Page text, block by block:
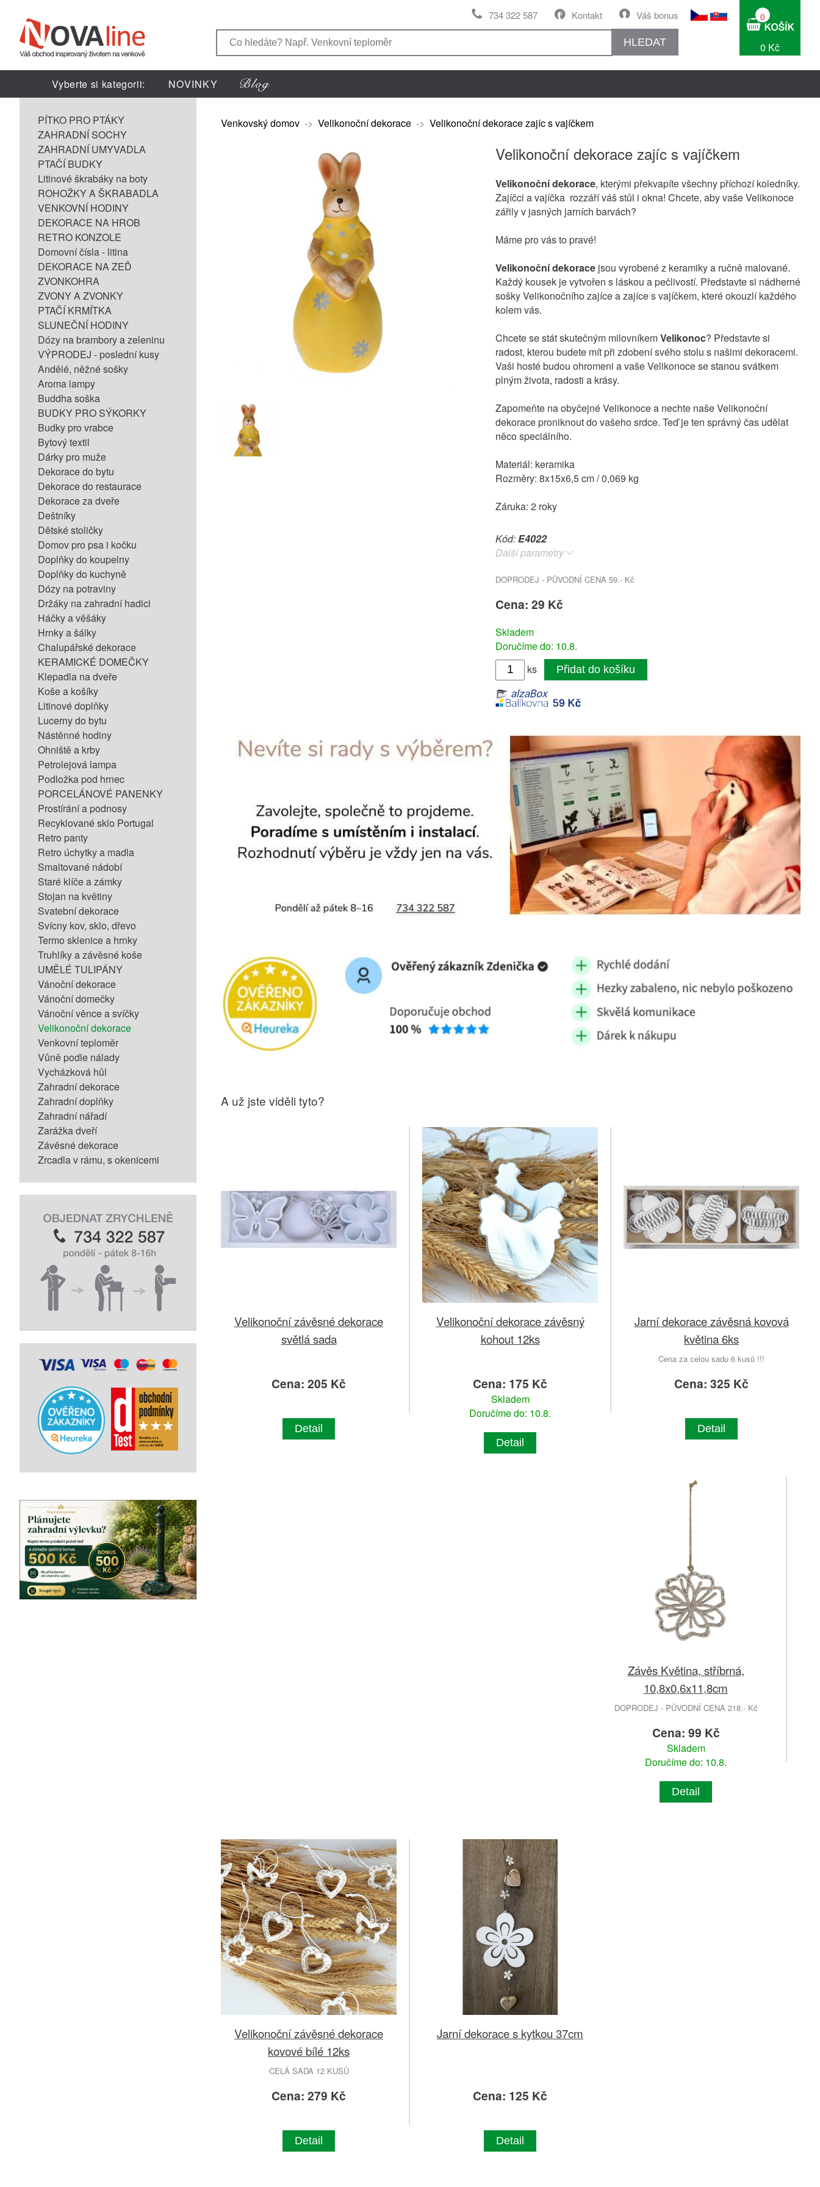
Váš bonus
Kontakt
734 322 587
HLEDAT
0
0 Kč
Vyberte si kategorii: NOVINKY
PÍTKO PRO PTÁKY
ZAHRADNÍ SOCHY
ZAHRADNÍ UMYVADLA
PTAČÍ BUDKY
Litinové škrabáky na boty
ROHOŽKY A ŠKRABADLA
VENKOVNÍ HODINY
DEKORACE NA HROB
RETRO KONZOLE
Domovní čísla - litina
DEKORACE NA ZEĎ
ZVONKOHRA
ZVONY A ZVONKY
PTAČÍ KRMÍTKA
SLUNEČNÍ HODINY
Dózy na brambory a zeleninu
VÝPRODEJ - poslední kusy
Andělé, něžné sošky
Aroma lampy
Buddha soška
BUDKY PRO SÝKORKY
Budky pro vrabce
Bytový textil
Dárky pro muže
Dekorace do bytu
Dekorace do restaurace
Dekorace za dveře
Deštníky
Dětské stoličky
Domov pro psa i kočku
Doplňky do koupelny
Doplňky do kuchyně
Dózy na potraviny
Držáky na zahradní hadici
Háčky a věšáky
Hrnky a šálky
Chalupářské dekorace
KERAMICKÉ DOMEČKY
Klepadla na dveře
Koše a košíky
Litinové doplňky
Lucerny do bytu
Nástěnné hodiny
Ohniště a krby
Petrolejová lampa
Podložka pod hrnec
PORCELÁNOVÉ PANENKY
Prostírání a podnosy
Recyklované sklo Portugal
Retro panty
Retro úchytky a madla
Smaltované nádobí
Staré klíče a zámky
Stojan na květiny
Svatební dekorace
Svícny kov, sklo, dřevo
Termo sklenice a hrnky
Truhlíky a závěsné koše
UMĚLÉ TULIPÁNY
Vánoční dekorace
Vánoční domečky
Vánoční věnce a svíčky
Velikonoční dekorace
Venkovní teploměr
Vůně podle nálady
Vycházková hůl
Zahradní dekorace
Zahradní doplňky
Zahradní nářadí
Zarážka dveří
Závěsné dekorace
Zrcadla v rámu, s okenicemi
Venkovský domov -> Velikonoční dekorace -> Velikonoční dekorace zajíc s vajíčkem
Velikonoční dekorace zajíc s vajíčkem
Velikonoční dekorace, kterými překvapíte všechny příchozí koledníky.
Zajíčci a vajíčka rozzáří váš stůl i okna! Chcete, aby vaše Velikonoce
zářily v jasných jarních barvách?
Máme pro vás to pravé!
Velikonoční dekorace jsou vyrobené z keramiky a ručně malované.
Každý kousek je vytvořen s láskou a pečlivostí. Představte si nádherné
sošky Velikonočního zajíce a zajíce s vajíčkem, které okouzlí každého
kolem vás.
Chcete se stát skutečným milovníkemVelikonoc? Představte si
radost, kterou budete mít při zdobení svého stolu s našimi dekoracemi.
Vaši hosté budou ohromeni a vaše Velikonoce se stanou svátkem
plným života, radosti a krásy.
Zapomeňte na obyčejné Velikonoce a nechte naše Velikonoční
dekorace proniknout do vašeho srdce. Teď je ten správný čas udělat
něco speciálního.
Materiál: keramika
Rozměry: 8x15x6,5 cm / 0,069 kg
Záruka: 2 roky
Kód:E4022
Další parametry
DOPRODEJ - PŮVODNÍ CENA 59.- Kč
Cena: 29 Kč
Skladem
Doručíme do: 10.8.
ks
Přidat do košíku
A už jste viděli tyto?
Velikonoční závěsné dekorace
světlá sada
Cena: 205 Kč
Detail
Velikonoční dekorace závěsný
kohout 12ks
Cena: 175 Kč
Skladem
Doručíme do: 10.8.
Detail
Jarní dekorace závěsná kovová
květina 6ks
Cena za celou sadu 6 kusů !!!
Cena: 325 Kč
Detail
Závěs Květina, stříbrná,
10,8x0,6x11,8cm
DOPRODEJ - PŮVODNÍ CENA 218.- Kč
Cena: 99 Kč
Skladem
Doručíme do: 10.8.
Detail
Velikonoční závěsné dekorace
kovové bílé 12ks
CELÁ SADA 12 KUSŮ
Cena: 279 Kč
Detail
Jarní dekorace s kytkou 37cm
Cena: 125 Kč
Detail